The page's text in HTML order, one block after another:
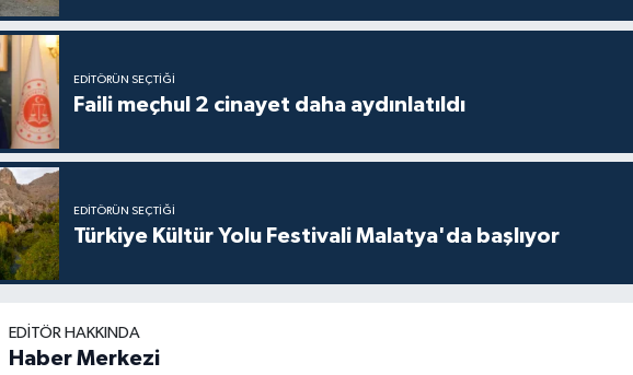
EDITÖRÜN SEÇTIĞI
Faili meçhul 2 cinayet daha aydınlatıldı
EDITÖRÜN SEÇTIĞI
Türkiye Kültür Yolu Festivali Malatya'da başlıyor
EDITÖR HAKKINDA
Haber Merkezi